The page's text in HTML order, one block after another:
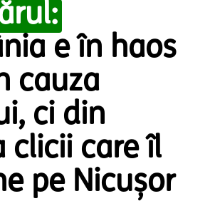
e în haos
cauza
ci din
clicii care îl
pe Nicușor